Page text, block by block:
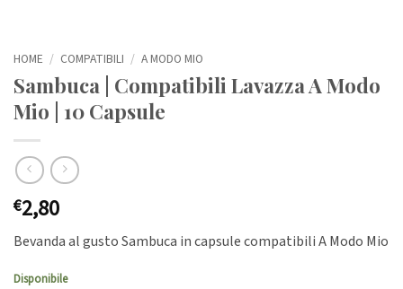
HOME / COMPATIBILI / A MODO MIO
Sambuca | Compatibili Lavazza A Modo
Mio | 10 Capsule
€2,80
Bevanda al gusto Sambuca in capsule compatibili A Modo Mio
Disponibile